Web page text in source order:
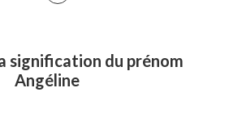
signification du prénom
Angéline